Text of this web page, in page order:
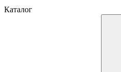
Каталог